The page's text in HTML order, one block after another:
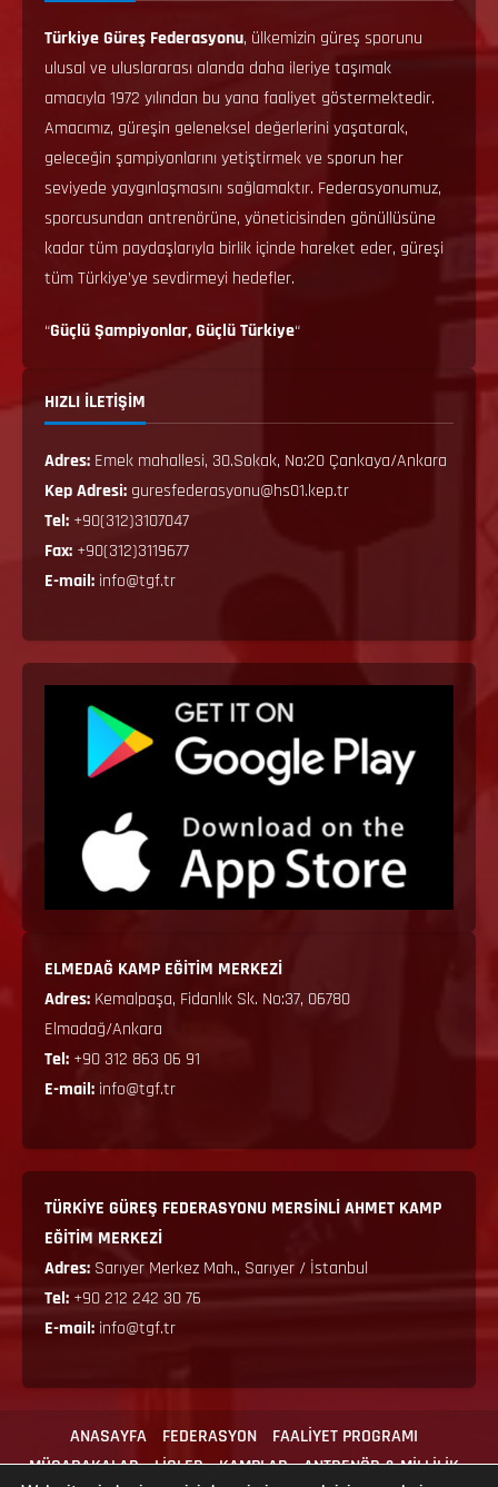
Türkiye Güreş Federasyonu, ülkemizin güreş sporunu
ulusal ve uluslararası alanda daha ileriye taşımak
amacıyla 1972 yılından bu yana faaliyet göstermektedir.
Amacımız, güreşin geleneksel değerlerini yaşatarak,
geleceğin şampiyonlarını yetiştirmek ve sporun her
seviyede yaygınlaşmasını sağlamaktır. Federasyonumuz,
sporcusundan antrenörüne, yöneticisinden gönüllüsüne
kadar tüm paydaşlarıyla birlik içinde hareket eder, güreşi
tüm Türkiye’ye sevdirmeyi hedefler.
“Güçlü Şampiyonlar, Güçlü Türkiye“
HIZLI İLETİŞİM
Adres: Emek mahallesi, 30.Sokak, No:20 Çankaya/Ankara
Kep Adresi: guresfederasyonu@hs01.kep.tr
Tel: +90(312)3107047
Fax: +90(312)3119677
E-mail: info@tgf.tr
ELMEDAĞ KAMP EĞİTİM MERKEZİ
Adres: Kemalpaşa, Fidanlık Sk. No:37, 06780
Elmadağ/Ankara
Tel: +90 312 863 06 91
E-mail: info@tgf.tr
TÜRKİYE GÜREŞ FEDERASYONU MERSİNLİ AHMET KAMP
EĞİTİM MERKEZİ
Adres: Sarıyer Merkez Mah., Sarıyer / İstanbul
Tel: +90 212 242 30 76
E-mail: info@tgf.tr
ANASAYFA FEDERASYON
FAALİYET PROGRAMI
MÜSABAKALAR
LİGLER KAMPLAR
ANTRENÖR & MİLLİLİK